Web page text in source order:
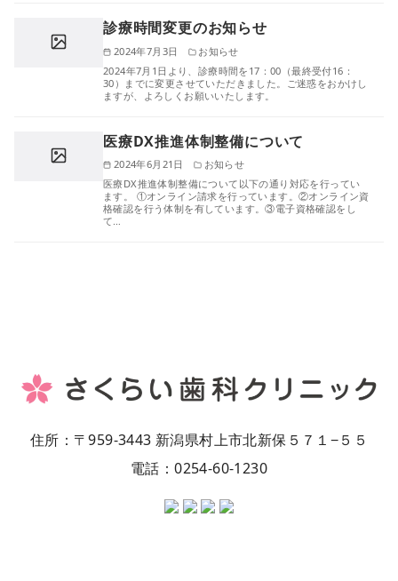
診療時間変更のお知らせ
2024年7月3日
お知らせ
2024年7月1日より、診療時間を17：00（最終受付16：
30）までに変更させていただきました。ご迷惑をおかけし
ますが、よろしくお願いいたします。
医療DX推進体制整備について
2024年6月21日
お知らせ
医療DX推進体制整備について以下の通り対応を行ってい
ます。 ①オンライン請求を行っています。②オンライン資
格確認を行う体制を有しています。③電子資格確認をし
て…
住所：〒959-3443 新潟県村上市北新保５７１−５５
電話：0254-60-1230